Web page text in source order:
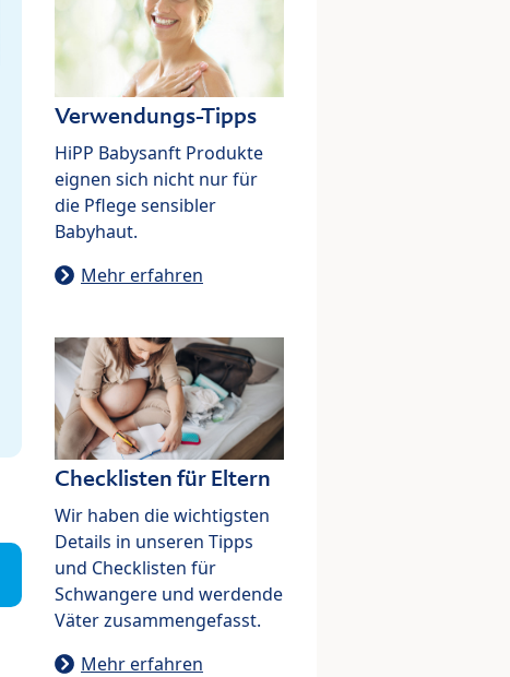
Verwendungs-Tipps
HiPP Babysanft Produkte
eignen sich nicht nur für
die Pflege sensibler
Babyhaut.
Mehr erfahren
Checklisten für Eltern
Wir haben die wichtigsten
Details in unseren Tipps
und Checklisten für
Schwangere und werdende
Väter zusammengefasst.
Mehr erfahren